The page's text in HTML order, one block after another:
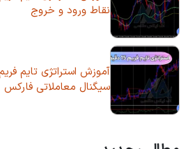
نقاط ورود و خروج
سیگنال معاملاتی فارکس